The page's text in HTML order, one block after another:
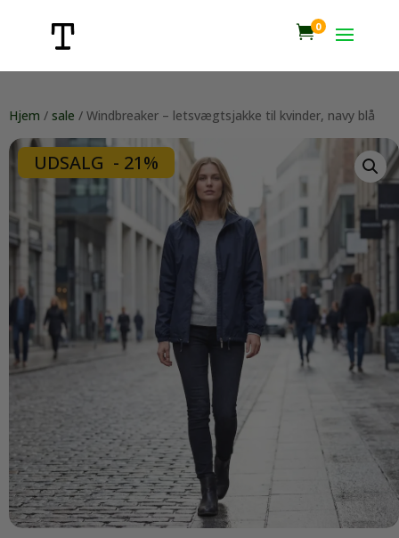
0
Hjem / sale / Windbreaker – letsvægtsjakke til kvinder, navy blå
UDSALG - 21%